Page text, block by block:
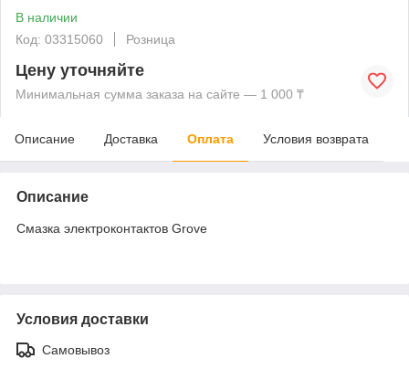
В наличии
Код: 03315060
Розница
Цену уточняйте
Минимальная сумма заказа на сайте — 1 000 ₸
Описание Доставка Оплата Условия возврата
Описание
Смазка электроконтактов Grove
Условия доставки
Самовывоз